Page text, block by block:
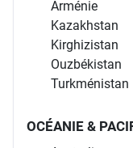
Arménie
Kazakhstan
Kirghizistan
Ouzbékistan
Turkménistan
OCÉANIE &